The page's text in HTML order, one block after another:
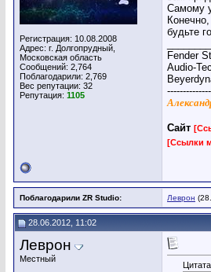
Регистрация: 10.08.2008
Адрес: г. Долгопрудный,
Московская область
Сообщений: 2,764
Поблагодарили: 2,769
Вес репутации: 32
Репутация: 1105
Самому
будьте
Fender
Audio-
Сайт
[Ссылки
Поблагодарили ZR Studio: Леврон
28.06.2012, 11:02
Леврон
Местный